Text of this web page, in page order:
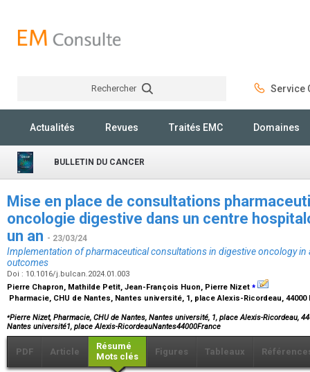
Rechercher Service
Actualités Revues Traités EMC Domaines
BULLETIN DU CANCER
Mise en place de consultations
oncologie digestive dans un centre
un an - 23/03/24
Implementation of pharmaceutical consultations in digestive oncology in
outcomes
Doi : 10.1016/j.bulcan.2024.01.003
Pierre Chapron, Mathilde Petit, Jean-François Huon, Pierre Nizet ⁎
Pharmacie, CHU de Nantes, Nantes université, 1, place Alexis-Ricordeau,
⁎Pierre Nizet, Pharmacie, CHU de Nantes, Nantes université, 1, place Alexis-Ricordeau,
Nantes université1, place Alexis-RicordeauNantes44000France
PDF Article
Résumé
Mots clés
Figures Tableaux